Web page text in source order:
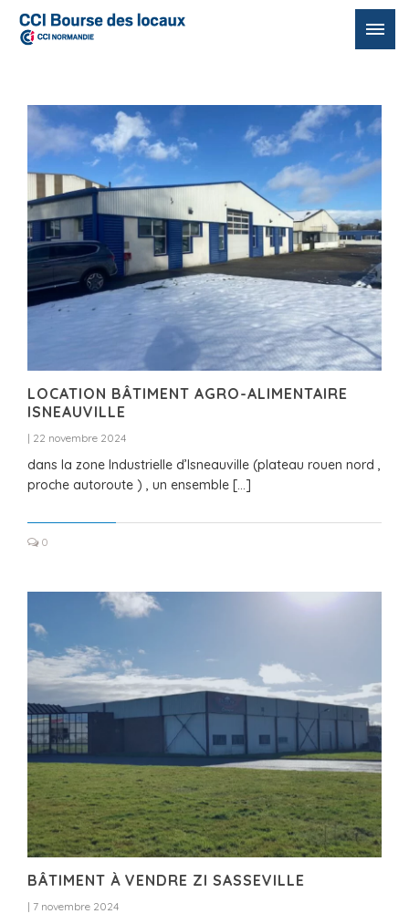
contenu
LOCATION BÂTIMENT AGRO-ALIMENTAIRE
ISNEAUVILLE
| 22 novembre 2024
dans la zone Industrielle d’Isneauville (plateau rouen nord ,
proche autoroute ) , un ensemble […]
0
BÂTIMENT À VENDRE ZI SASSEVILLE
| 7 novembre 2024